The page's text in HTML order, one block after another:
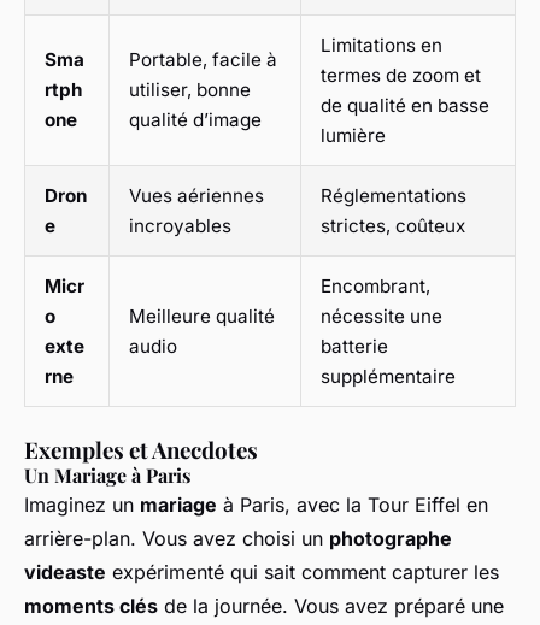
Sma
rtph
one
Portable, facile à
utiliser, bonne
qualité d’image
Limitations en
termes de zoom et
de qualité en basse
lumière
Dron
e
Vues aériennes
incroyables
Réglementations
strictes, coûteux
Micr
o
exte
rne
Meilleure qualité
audio
Encombrant,
nécessite une
batterie
supplémentaire
Exemples et Anecdotes
Un Mariage à Paris
Imaginez un mariage à Paris, avec la Tour Eiffel en
arrière-plan. Vous avez choisi un photographe
videaste expérimenté qui sait comment capturer les
moments clés de la journée. Vous avez préparé une